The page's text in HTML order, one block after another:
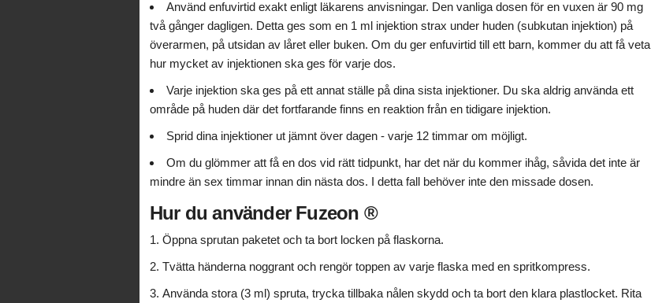
Använd enfuvirtid exakt enligt läkarens anvisningar. Den vanliga dosen för en vuxen är 90 mg
två gånger dagligen. Detta ges som en 1 ml injektion strax under huden (subkutan injektion) på
överarmen, på utsidan av låret eller buken. Om du ger enfuvirtid till ett barn, kommer du att få veta
hur mycket av injektionen ska ges för varje dos.
Varje injektion ska ges på ett annat ställe på dina sista injektioner. Du ska aldrig använda ett
område på huden där det fortfarande finns en reaktion från en tidigare injektion.
Sprid dina injektioner ut jämnt över dagen - varje 12 timmar om möjligt.
Om du glömmer att få en dos vid rätt tidpunkt, har det när du kommer ihåg, såvida det inte är
mindre än sex timmar innan din nästa dos. I detta fall behöver inte den missade dosen.
Hur du använder Fuzeon ®
Öppna sprutan paketet och ta bort locken på flaskorna.
Tvätta händerna noggrant och rengör toppen av varje flaska med en spritkompress.
Använda stora (3 ml) spruta, trycka tillbaka nålen skydd och ta bort den klara plastlocket. Rita